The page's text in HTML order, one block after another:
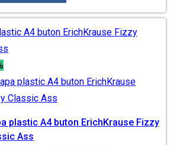
plastic A4 buton ErichKrause Fizzy
Ass